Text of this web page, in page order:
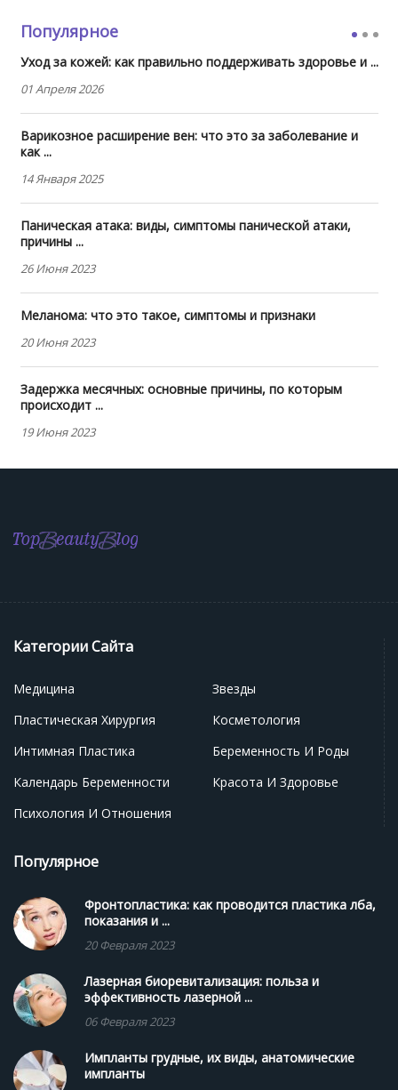
Популярное
Уход за кожей: как правильно поддерживать здоровье и ...
01 Апреля 2026
Варикозное расширение вен: что это за заболевание и
как ...
14 Января 2025
Паническая атака: виды, симптомы панической атаки,
причины ...
26 Июня 2023
Меланома: что это такое, симптомы и признаки
20 Июня 2023
Задержка месячных: основные причины, по которым
происходит ...
19 Июня 2023
Категории Сайта
Медицина
Звезды
Пластическая Хирургия
Косметология
Интимная Пластика
Беременность И Роды
Календарь Беременности
Красота И Здоровье
Психология И Отношения
Популярное
Фронтопластика: как проводится пластика лба,
показания и ...
20 Февраля 2023
Лазерная биоревитализация: польза и
эффективность лазерной ...
06 Февраля 2023
Импланты грудные, их виды, анатомические
импланты